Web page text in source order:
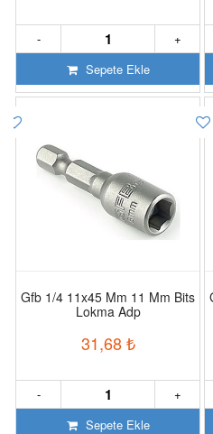
+
-
Sepete Ekle
Gfb 1/4 11x45 Mm 11 Mm Bits
Lokma Adp
31,68₺
+
-
Sepete Ekle